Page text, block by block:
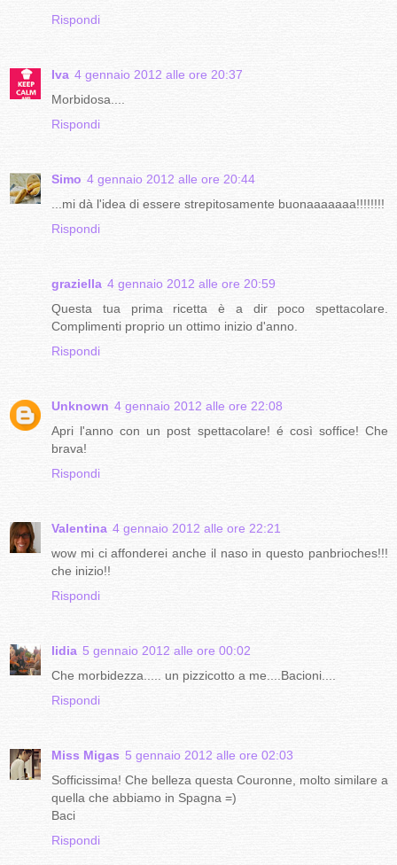
Rispondi
Iva 4 gennaio 2012 alle ore 20:37
Morbidosa....
Rispondi
Simo 4 gennaio 2012 alle ore 20:44
...mi dà l'idea di essere strepitosamente buonaaaaaaa!!!!!!!!
Rispondi
graziella 4 gennaio 2012 alle ore 20:59
Questa tua prima ricetta è a dir poco spettacolare.
Complimenti proprio un ottimo inizio d'anno.
Rispondi
Unknown 4 gennaio 2012 alle ore 22:08
Apri l'anno con un post spettacolare! é così soffice! Che
brava!
Rispondi
Valentina 4 gennaio 2012 alle ore 22:21
wow mi ci affonderei anche il naso in questo panbrioches!!!
che inizio!!
Rispondi
lidia 5 gennaio 2012 alle ore 00:02
Che morbidezza..... un pizzicotto a me....Bacioni....
Rispondi
Miss Migas 5 gennaio 2012 alle ore 02:03
Sofficissima! Che belleza questa Couronne, molto similare a
quella che abbiamo in Spagna =)
Baci
Rispondi